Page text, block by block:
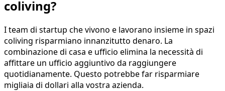
coliving?
I team di startup che vivono e lavorano insieme in spazi
coliving risparmiano innanzitutto denaro. La
combinazione di casa e ufficio elimina la necessità di
affittare un ufficio aggiuntivo da raggiungere
quotidianamente. Questo potrebbe far risparmiare
migliaia di dollari alla vostra azienda.